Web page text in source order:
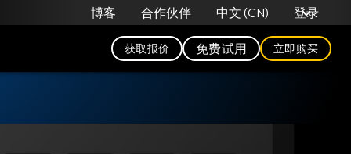
博客 合作伙伴 中文 (CN) 登录
获取报价 免费试用 立即购买